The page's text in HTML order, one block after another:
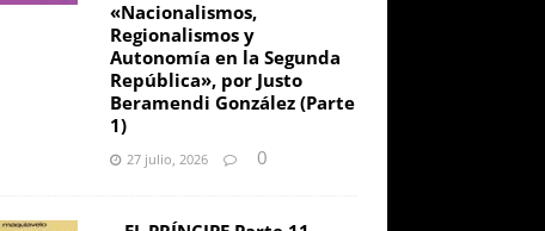
«Nacionalismos,
Regionalismos y
Autonomía en la Segunda
República», por Justo
Beramendi González (Parte
1)
27 julio, 2026 0